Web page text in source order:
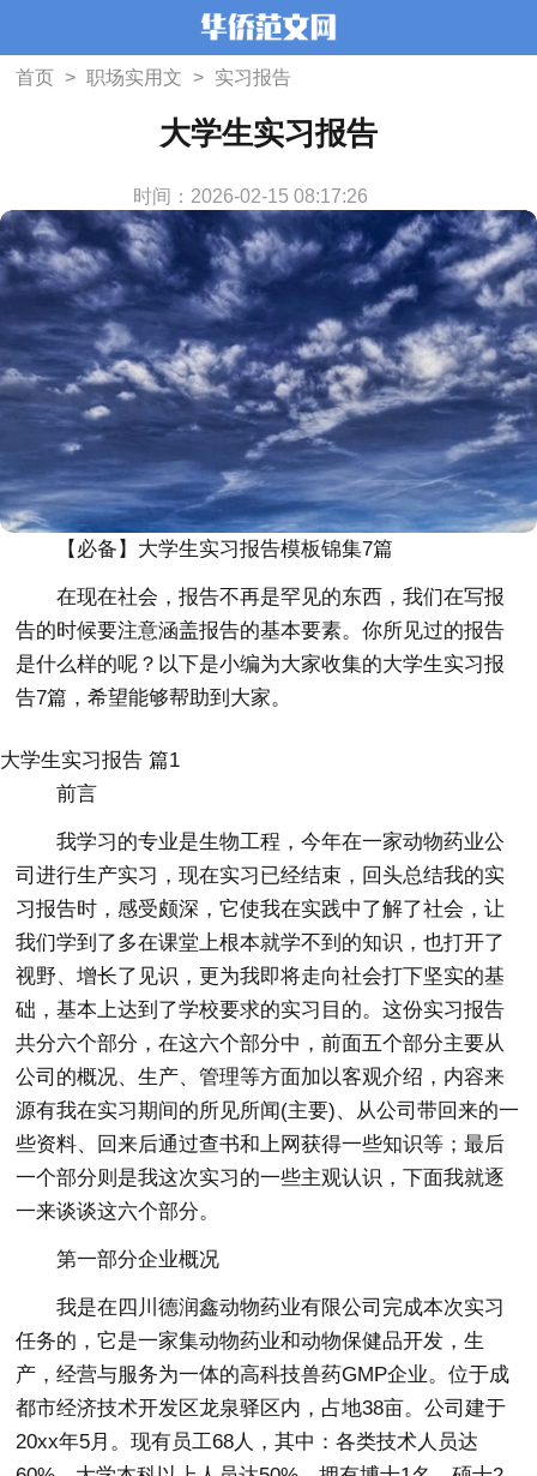
首页 > 职场实用文 > 实习报告
大学生实习报告
时间：2026-02-15 08:17:26
【必备】大学生实习报告模板锦集7篇
在现在社会，报告不再是罕见的东西，我们在写报
告的时候要注意涵盖报告的基本要素。你所见过的报告
是什么样的呢？以下是小编为大家收集的大学生实习报
告7篇，希望能够帮助到大家。
大学生实习报告 篇1
前言
我学习的专业是生物工程，今年在一家动物药业公
司进行生产实习，现在实习已经结束，回头总结我的实
习报告时，感受颇深，它使我在实践中了解了社会，让
我们学到了多在课堂上根本就学不到的知识，也打开了
视野、增长了见识，更为我即将走向社会打下坚实的基
础，基本上达到了学校要求的实习目的。这份实习报告
共分六个部分，在这六个部分中，前面五个部分主要从
公司的概况、生产、管理等方面加以客观介绍，内容来
源有我在实习期间的所见所闻(主要)、从公司带回来的一
些资料、回来后通过查书和上网获得一些知识等；最后
一个部分则是我这次实习的一些主观认识，下面我就逐
一来谈谈这六个部分。
第一部分企业概况
我是在四川德润鑫动物药业有限公司完成本次实习
任务的，它是一家集动物药业和动物保健品开发，生
产，经营与服务为一体的高科技兽药GMP企业。位于成
都市经济技术开发区龙泉驿区内，占地38亩。公司建于
20xx年5月。现有员工68人，其中：各类技术人员达